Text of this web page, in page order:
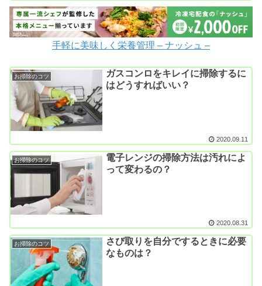
手軽に美味しく栄養管理 – ナッシュ –
お掃除のコツ
ガスコンロをキレイに掃除するに
はどうすればいい？
2020.09.11
お掃除のコツ
電子レンジの掃除方法は汚れによ
って変わるの？
2020.08.31
お掃除のコツ
さび取りを自分でするときに必要
なものは？